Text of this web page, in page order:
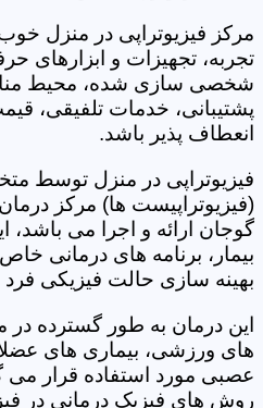
مرکز فیزیوتراپی در منزل
تجربه، تجهیزات و ابزارهای
شخصی سازی شده، محیط
پشتیبانی، خدمات تلفیقی،
انعطاف پذیر باشد.
فیزیوتراپی در منزل توسط
(فیزیوتراپیست ها) مرکز
گوجان ارائه و اجرا می باشد،
بیمار، برنامه های درمانی
بهینه سازی حالت فیزیکی فرد
این درمان به طور گسترده
های ورزشی، بیماری های
عصبی مورد استفاده قرار می
روش های فیزیک درمانی در